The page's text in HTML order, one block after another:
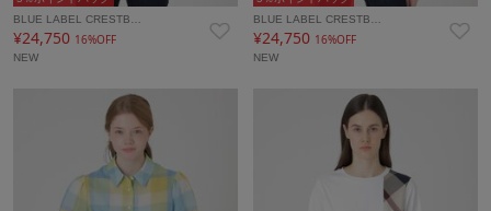
BLUE LABEL CRESTB…
¥24,750 16%OFF
NEW
BLUE LABEL CRESTB…
¥24,750 16%OFF
NEW